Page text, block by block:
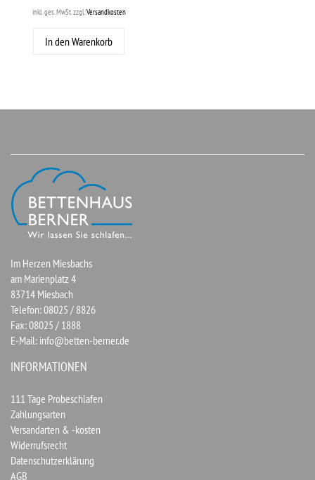
inkl. ges. MwSt. zzgl. Versandkosten
In den Warenkorb
Im Herzen Miesbachs
am Marienplatz 4
83714 Miesbach
Telefon: 08025 / 8826
Fax: 08025 / 1888
E-Mail: info@betten-berner.de
INFORMATIONEN
111 Tage Probeschlafen
Zahlungsarten
Versandarten & -kosten
Widerrufsrecht
Datenschutzerklärung
AGB